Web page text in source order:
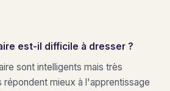
est-il difficile à dresser ?
sont intelligents mais très
répondent mieux à l'apprentissage